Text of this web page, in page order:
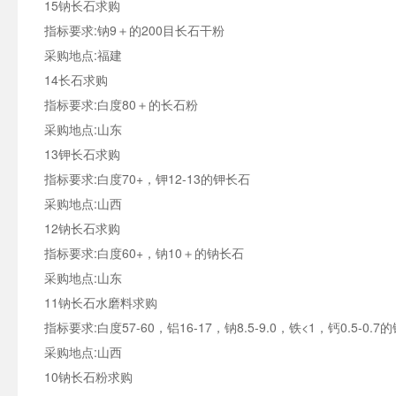
15钠长石求购
指标要求:钠9＋的200目长石干粉
采购地点:福建
14长石求购
指标要求:白度80＋的长石粉
采购地点:山东
13钾长石求购
指标要求:白度70+，钾12-13的钾长石
采购地点:山西
12钠长石求购
指标要求:白度60+，钠10＋的钠长石
采购地点:山东
11钠长石水磨料求购
指标要求:白度57-60，铝16-17，钠8.5-9.0，铁<1，钙0.5-0.7
采购地点:山西
10钠长石粉求购